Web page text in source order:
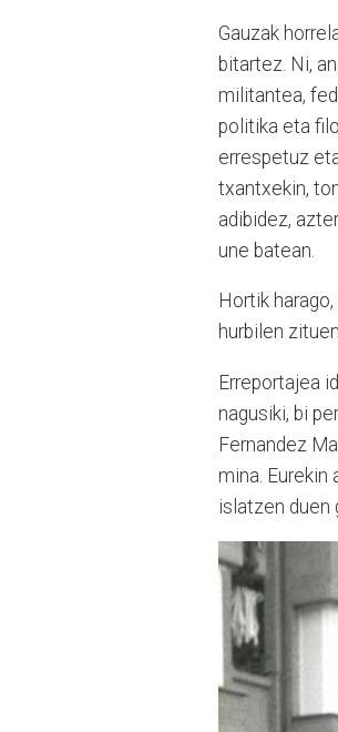
Gauzak
bitartez. Ni,
militantea,
politika eta
errespetuz
txantxekin,
adibidez,
une batean.
Hortik
hurbilen
Erreportajea
nagusiki, bi
Fernandez
mina. Eurekin
islatzen duen